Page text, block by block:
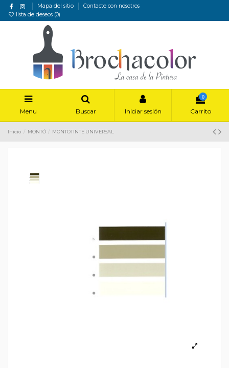
Mapa del sitio
Contacte con nosotros
lista de deseos (0)
Menu Buscar Iniciar sesión
0
Carrito
Inicio MONTÓ MONTOTINTE UNIVERSAL